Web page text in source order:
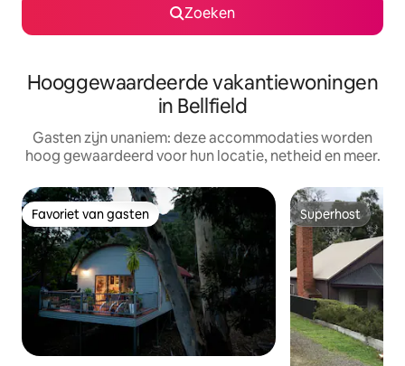
Zoeken
Hooggewaardeerde vakantiewoningen
in Bellfield
Gasten zijn unaniem: deze accommodaties worden
hoog gewaardeerd voor hun locatie, netheid en meer.
Favoriet van gasten
Favoriet van gasten Superhost
Superhost